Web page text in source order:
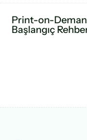
Print-on-
Başlangıç